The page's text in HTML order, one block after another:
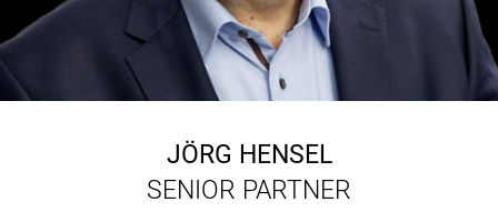
JÖRG HENSEL
SENIOR PARTNER